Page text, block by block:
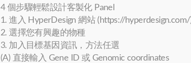
4 個步驟輕鬆設計客製化 Panel
1. 進入 HyperDesign 網站 (https://hyperdesign.com/
2. 選擇您有興趣的物種
3. 加入目標基因資訊，方法任選
(A) 直接輸入 Gene ID 或 Genomic coordinates